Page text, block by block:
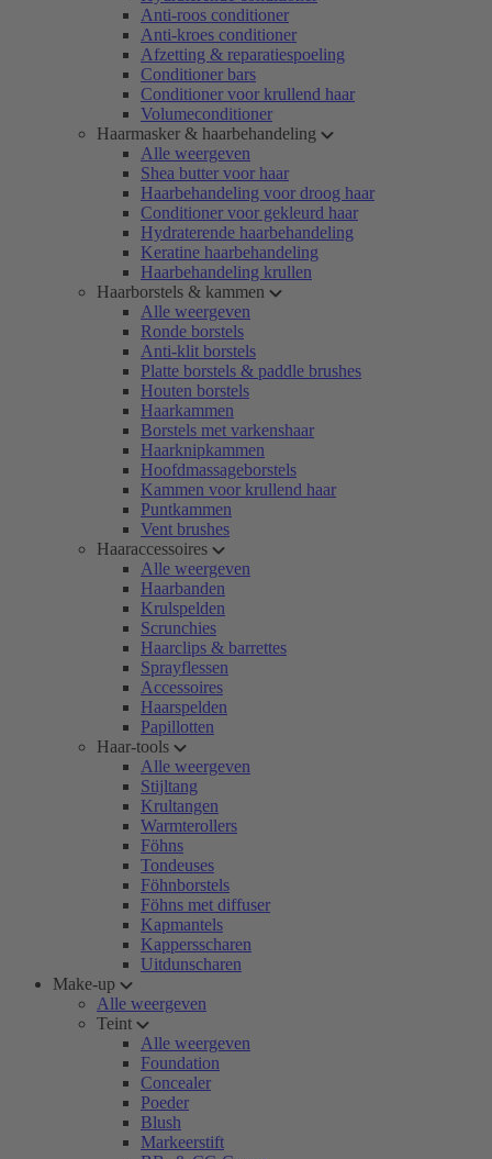
Anti-roos conditioner
Anti-kroes conditioner
Afzetting & reparatiespoeling
Conditioner bars
Conditioner voor krullend haar
Volumeconditioner
Haarmasker & haarbehandeling
Alle weergeven
Shea butter voor haar
Haarbehandeling voor droog haar
Conditioner voor gekleurd haar
Hydraterende haarbehandeling
Keratine haarbehandeling
Haarbehandeling krullen
Haarborstels & kammen
Alle weergeven
Ronde borstels
Anti-klit borstels
Platte borstels & paddle brushes
Houten borstels
Haarkammen
Borstels met varkenshaar
Haarknipkammen
Hoofdmassageborstels
Kammen voor krullend haar
Puntkammen
Vent brushes
Haaraccessoires
Alle weergeven
Haarbanden
Krulspelden
Scrunchies
Haarclips & barrettes
Sprayflessen
Accessoires
Haarspelden
Papillotten
Haar-tools
Alle weergeven
Stijltang
Krultangen
Warmterollers
Föhns
Tondeuses
Föhnborstels
Föhns met diffuser
Kapmantels
Kappersscharen
Uitdunscharen
Make-up
Alle weergeven
Teint
Alle weergeven
Foundation
Concealer
Poeder
Blush
Markeerstift